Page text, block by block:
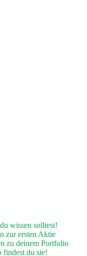
wissen solltest!
zur ersten Aktie
zu deinem Portfolio
findest du sie!